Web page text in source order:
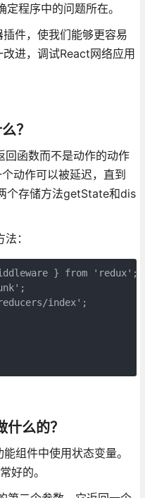
程序中的问题所在。
件，使我们能够更容易
进，调试React网络应用
？
函数而不是动作的动作
动作可以被延迟，直到
个存储方法getState和dis
：
} from 'redux';
index';
么的？
组件中使用状态变量。
好的。